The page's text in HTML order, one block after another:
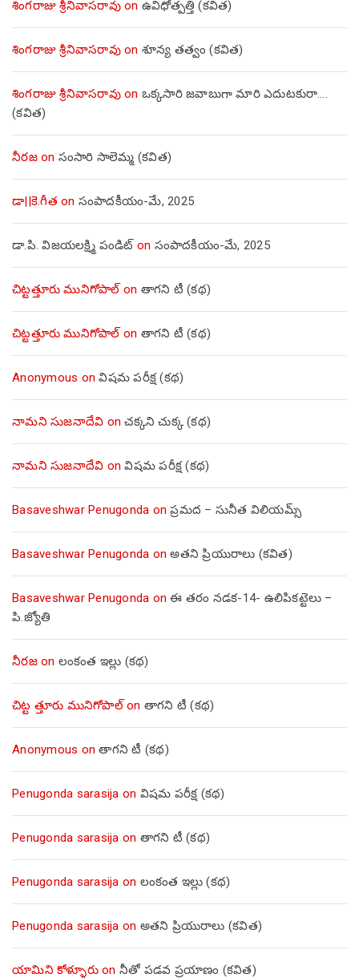
శింగరాజు శ్రీనివాసరావుon ఉవిధోత్పత్తి (కవిత)
శింగరాజు శ్రీనివాసరావుon శూన్య తత్వం (కవిత)
శింగరాజు శ్రీనివాసరావుon ఒక్కసారి జవాబుగా మారి ఎదుటకురా….
(కవిత)
నీరజon సంసారి సాలెమ్మ (కవిత)
డా||కె.గీత on సంపాదకీయం-మే, 2025
డా.పి. విజయలక్ష్మి పండిట్ on సంపాదకీయం-మే, 2025
చిట్టత్తూరు మునిగోపాల్on తాగని టీ (కథ)
చిట్టత్తూరు మునిగోపాల్on తాగని టీ (కథ)
Anonymous onవిషమ పరీక్ష (క‌థ‌)
నామని సుజనాదేవి onచక్కని చుక్క (కథ)
నామని సుజనాదేవి onవిషమ పరీక్ష (క‌థ‌)
Basaveshwar Penugonda onప్రమద – సునీత విలియమ్స్
Basaveshwar Penugonda onఅతని ప్రియురాలు (కవిత)
Basaveshwar Penugonda onఈ తరం నడక-14- ఉలిపికట్టెలు –
పి.జ్యోతి
నీరజon లంకంత ఇల్లు (కథ)
చిట్ట త్తూరు మునిగోపాల్on తాగని టీ (కథ)
Anonymous onతాగని టీ (కథ)
Penugonda sarasija on విషమ పరీక్ష (క‌థ‌)
Penugonda sarasija on తాగని టీ (కథ)
Penugonda sarasija on లంకంత ఇల్లు (కథ)
Penugonda sarasija on అతని ప్రియురాలు (కవిత)
యామిని కోళ్ళూరుon నీతో పడవ ప్రయాణం (కవిత)